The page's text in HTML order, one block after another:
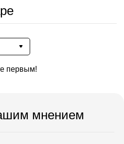
первым!
мнением